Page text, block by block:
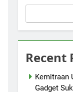
Recent
Kemitraan
Gadget